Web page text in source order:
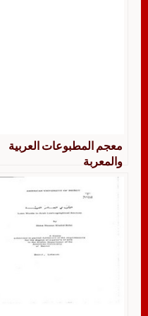
معجم المطبوعات العربية
والمعربة